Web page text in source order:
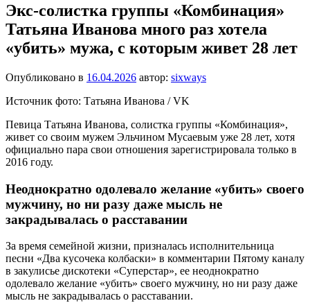
Экс-солистка группы «Комбинация»
Татьяна Иванова много раз хотела
«убить» мужа, с которым живет 28 лет
Опубликовано в 16.04.2026 автор: sixways
Источник фото: Татьяна Иванова / VK
Певица Татьяна Иванова, солистка группы «Комбинация»,
живет со своим мужем Эльчином Мусаевым уже 28 лет, хотя
официально пара свои отношения зарегистрировала только в
2016 году.
Неоднократно одолевало желание «убить» своего
мужчину, но ни разу даже мысль не
закрадывалась о расставании
За время семейной жизни, призналась исполнительница
песни «Два кусочека колбаски» в комментарии Пятому каналу
в закулисье дискотеки «Суперстар», ее неоднократно
одолевало желание «убить» своего мужчину, но ни разу даже
мысль не закрадывалась о расставании.